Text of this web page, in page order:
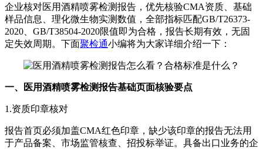
企业核对医用酒精喷雾检测报告，优先核验CMA资质、基础
样品信息、理化微生物实测数值，全部指标匹配GB/T26373-
2020、GB/T38504-2020限值即为合格，报告长期有效，无固
定失效周期。下面聚检通小编将为大家详细介绍一下：
一、医用酒精喷雾检测报告基础页面核验要点
1.资质印章核对
报告首页必须加盖CMA红色印章，缺少该印章的报告无法用
于产品备案、市场监管核查、招投标举证。具备出口业务的企